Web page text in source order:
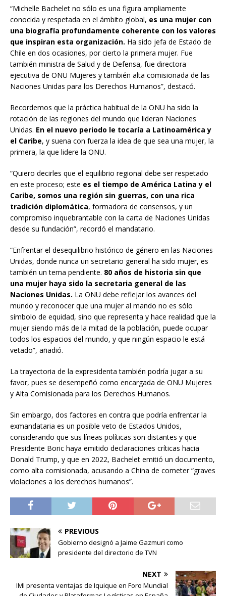
“Michelle Bachelet no sólo es una figura ampliamente
conocida y respetada en el ámbito global, es una mujer con
una biografía profundamente coherente con los valores
que inspiran esta organización. Ha sido jefa de Estado de
Chile en dos ocasiones, por cierto la primera mujer. Fue
también ministra de Salud y de Defensa, fue directora
ejecutiva de ONU Mujeres y también alta comisionada de las
Naciones Unidas para los Derechos Humanos”, destacó.
Recordemos que la práctica habitual de la ONU ha sido la
rotación de las regiones del mundo que lideran Naciones
Unidas. En el nuevo periodo le tocaría a Latinoamérica y
el Caribe, y suena con fuerza la idea de que sea una mujer, la
primera, la que lidere la ONU.
“Quiero decirles que el equilibrio regional debe ser respetado
en este proceso; este es el tiempo de América Latina y el
Caribe, somos una región sin guerras, con una rica
tradición diplomática, formadora de consensos, y un
compromiso inquebrantable con la carta de Naciones Unidas
desde su fundación”, recordó el mandatario.
“Enfrentar el desequilibrio histórico de género en las Naciones
Unidas, donde nunca un secretario general ha sido mujer, es
también un tema pendiente. 80 años de historia sin que
una mujer haya sido la secretaria general de las
Naciones Unidas. La ONU debe reflejar los avances del
mundo y reconocer que una mujer al mando no es sólo
símbolo de equidad, sino que representa y hace realidad que la
mujer siendo más de la mitad de la población, puede ocupar
todos los espacios del mundo, y que ningún espacio le está
vetado”, añadió.
La trayectoria de la expresidenta también podría jugar a su
favor, pues se desempeñó como encargada de ONU Mujeres
y Alta Comisionada para los Derechos Humanos.
Sin embargo, dos factores en contra que podría enfrentar la
exmandataria es un posible veto de Estados Unidos,
considerando que sus líneas políticas son distantes y que
Presidente Boric haya emitido declaraciones críticas hacia
Donald Trump, y que en 2022, Bachelet emitió un documento,
como alta comisionada, acusando a China de cometer “graves
violaciones a los derechos humanos”.
PREVIOUS
Gobierno designó a Jaime Gazmuri como
presidente del directorio de TVN
NEXT
IMI presenta ventajas de Iquique en Foro Mundial